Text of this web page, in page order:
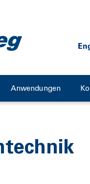
Anwendungen